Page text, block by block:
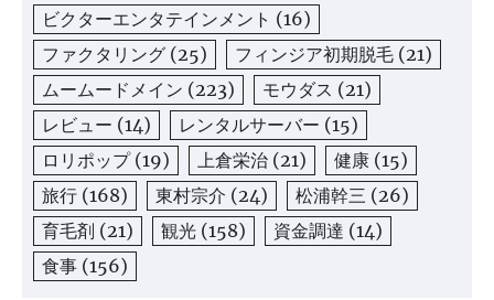
ビクターエンタテインメント (16)
ファクタリング (25) フィンジア初期脱毛 (21)
ムームードメイン (223) モウダス (21)
レビュー (14) レンタルサーバー (15)
ロリポップ(19) 上倉栄治 (21) 健康 (15)
旅行 (168) 東村宗介 (24) 松浦幹三 (26)
育毛剤 (21) 観光 (158) 資金調達 (14)
食事 (156)